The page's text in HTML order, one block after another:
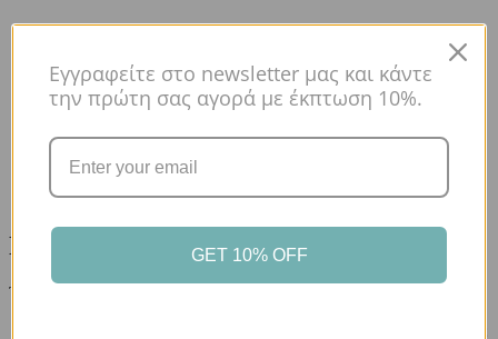
Περιγραφή
Περιγραφή
Το φουσκωτό μαξιλάρι καθίσματος stripes mint
Εγγραφείτε στο newsletter μας και κάντε
την πρώτη σας αγορά με έκπτωση 10%.
GET 10% OFF